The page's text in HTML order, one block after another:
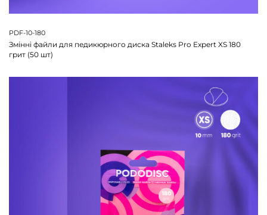
PDF-10-180
Змінні файли для педикюрного диска Staleks Pro Expert XS 180
грит (50 шт)